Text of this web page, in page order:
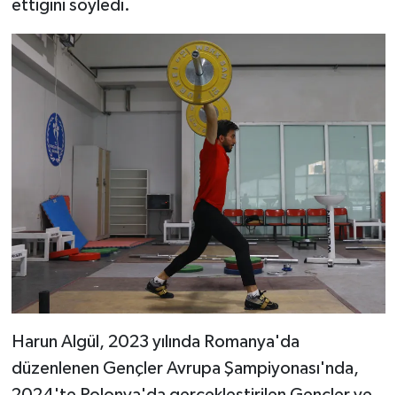
ettiğini söyledi.
Harun Algül, 2023 yılında Romanya'da
düzenlenen Gençler Avrupa Şampiyonası'nda,
Yemek